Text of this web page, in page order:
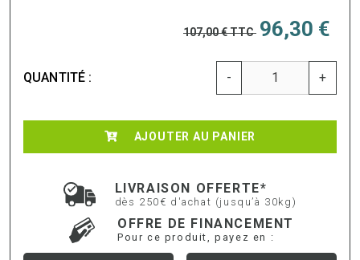
107,00 €TTC 96,30 €
QUANTITÉ : - +
AJOUTER AU PANIER
LIVRAISON OFFERTE*
dès 250€ d'achat (jusqu’à 30kg)
OFFRE DE FINANCEMENT
Pour ce produit, payez en :